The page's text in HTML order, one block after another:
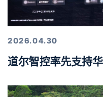
2026.04.30
道尔智控率先支持